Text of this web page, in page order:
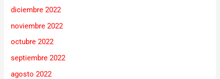
diciembre 2022
noviembre 2022
octubre 2022
septiembre 2022
agosto 2022